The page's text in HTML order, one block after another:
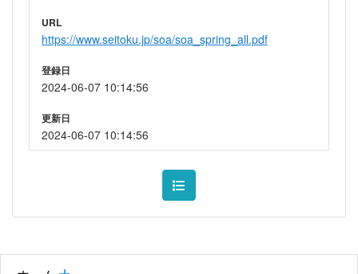
URL
https://www.seitoku.jp/soa/soa_spring_all.pdf
登録日
2024-06-07 10:14:56
更新日
2024-06-07 10:14:56